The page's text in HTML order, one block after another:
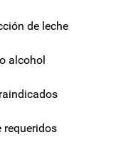
de leche
alcohol
requeridos